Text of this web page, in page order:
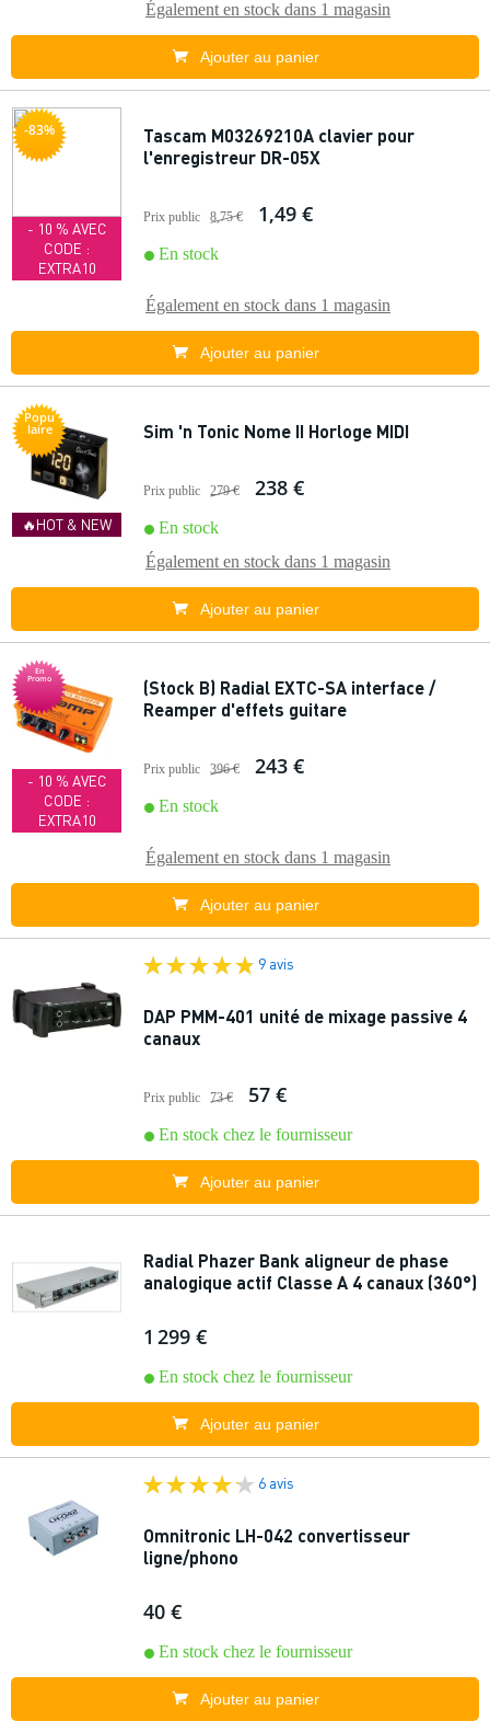
Également en stock dans 1 magasin
Ajouter au panier
-83%
- 10 % AVEC
CODE :
EXTRA10
Tascam M03269210A clavier pour
l'enregistreur DR-05X
Prix public 8,75 € 1,49 €
En stock
Également en stock dans 1 magasin
Ajouter au panier
Popu
laire
🔥HOT & NEW
Sim 'n Tonic Nome II Horloge MIDI
Prix public 279 € 238 €
En stock
Également en stock dans 1 magasin
Ajouter au panier
En
Promo
- 10 % AVEC
CODE :
EXTRA10
(Stock B) Radial EXTC-SA interface /
Reamper d'effets guitare
Prix public 396 € 243 €
En stock
Également en stock dans 1 magasin
Ajouter au panier
9 avis
DAP PMM-401 unité de mixage passive 4
canaux
Prix public 73 € 57 €
En stock chez le fournisseur
Ajouter au panier
Radial Phazer Bank aligneur de phase
analogique actif Classe A 4 canaux (360°)
1 299 €
En stock chez le fournisseur
Ajouter au panier
6 avis
Omnitronic LH-042 convertisseur
ligne/phono
40 €
En stock chez le fournisseur
Ajouter au panier